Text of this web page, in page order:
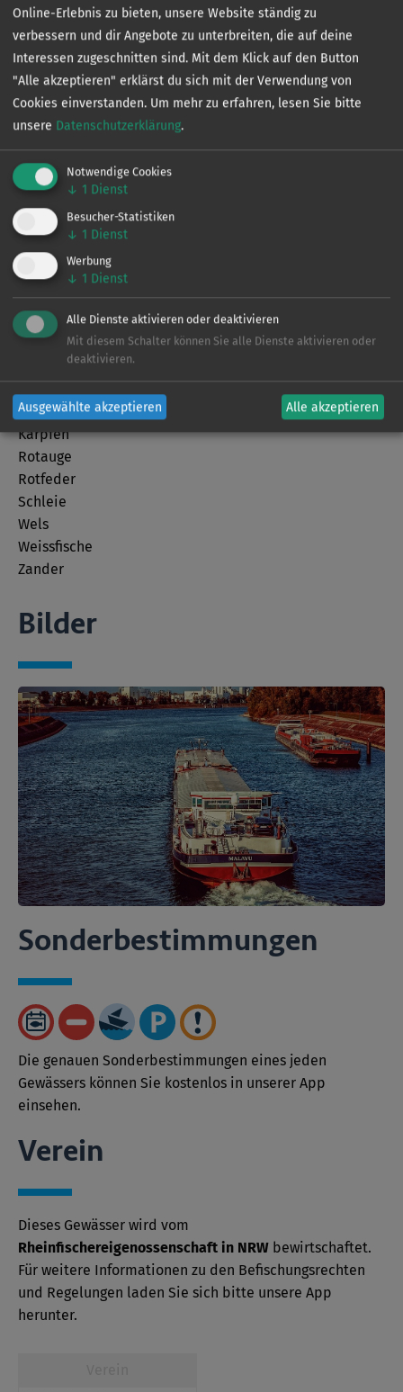
WICHTIG:
Die digitale Gewässerkarte von angeln-in versucht die
Verbotszonen möglichst exakt abzubilden. Dennoch ist
es für den Rhein-Angler zwingend nötig sich an der
Beschilderung am Rhein zu orientieren. Es liegt letztlich
in der Verantwortung des einzelnen Anglers, sich über
Fischereiausübung zu informieren; bei Verstößen gilt
leider unter Umständen, dass Unwissenheit nicht vor
Strafe schützt.
weitere Informationen unter: www.rheinfischerei-nrw.de
Fangmeldungen:
Hecht
Karpfen
Rotauge
Rotfeder
Schleie
Wels
Weissfische
Zander
Bilder
Sonder­bestimmungen
Die genauen Sonderbestimmungen eines jeden
Gewässers können Sie kostenlos in unserer App
einsehen.
Verein
Dieses Gewässer wird vom
Rheinfischereigenossenschaft in NRW bewirtschaftet.
Für weitere Informationen zu den Befischungsrechten
und Regelungen laden Sie sich bitte unsere App
herunter.
Online-Erlebnis zu bieten, unsere Website ständig zu
verbessern und dir Angebote zu unterbreiten, die auf deine
Interessen zugeschnitten sind. Mit dem Klick auf den Button
"Alle akzeptieren" erklärst du sich mit der Verwendung von
Cookies einverstanden. Um mehr zu erfahren, lesen Sie bitte
unsere Datenschutzerklärung.
Notwendige Cookies
↓ 1 Dienst
Besucher-Statistiken
↓ 1 Dienst
Werbung
↓ 1 Dienst
Alle Dienste aktivieren oder deaktivieren
Mit diesem Schalter können Sie alle Dienste aktivieren oder
deaktivieren.
Ausgewählte akzeptieren Alle akzeptieren